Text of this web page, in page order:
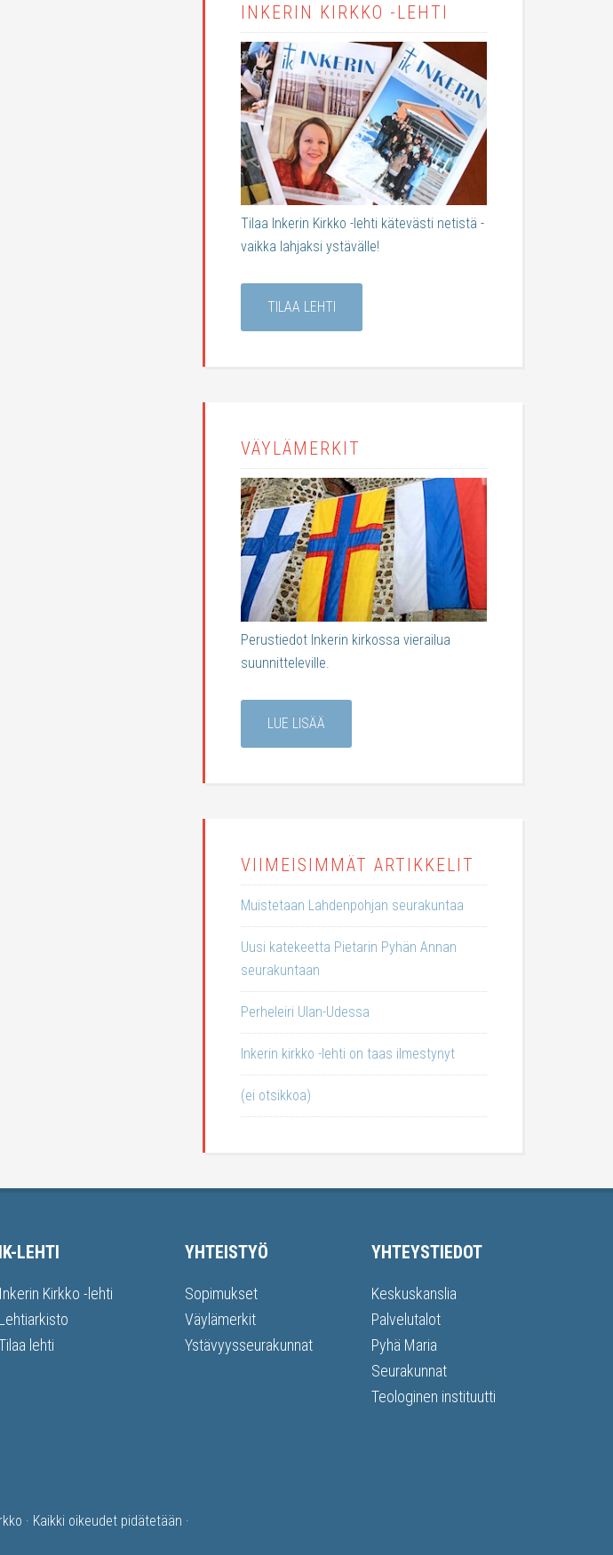
INKERIN KIRKKO -LEHTI
Tilaa Inkerin Kirkko -lehti kätevästi netistä -
vaikka lahjaksi ystävälle!
TILAA LEHTI
VÄYLÄMERKIT
Perustiedot Inkerin kirkossa vierailua
suunnitteleville.
LUE LISÄÄ
VIIMEISIMMÄT ARTIKKELIT
Muistetaan Lahdenpohjan seurakuntaa
Uusi katekeetta Pietarin Pyhän Annan
seurakuntaan
Perheleiri Ulan-Udessa
Inkerin kirkko -lehti on taas ilmestynyt
(ei otsikkoa)
IK-LEHTI
Inkerin Kirkko -lehti
Lehtiarkisto
lehti
YHTEISTYÖ
Sopimukset
Väylämerkit
Ystävyysseurakunnat
YHTEYSTIEDOT
Keskuskanslia
Palvelutalot
Pyhä Maria
Seurakunnat
Teologinen instituutti
· Kaikki oikeudet pidätetään ·